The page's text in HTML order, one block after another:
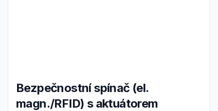
Bezpečnostní spínač (el.
magn./RFID) s aktuátorem